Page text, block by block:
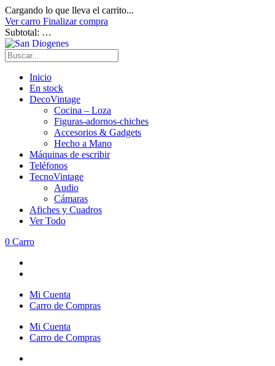
Cargando lo que lleva el carrito...
Ver carro Finalizar compra
Subtotal: …
Inicio
En stock
DecoVintage
Cocina – Loza
Figuras-adornos-chiches
Accesorios & Gadgets
Hecho a Mano
Máquinas de escribir
Teléfonos
TecnoVintage
Audio
Cámaras
Afiches y Cuadros
Ver Todo
0 Carro
Mi Cuenta
Carro de Compras
Mi Cuenta
Carro de Compras